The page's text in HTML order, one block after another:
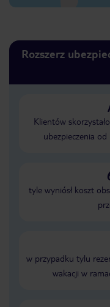
Rozszerz
Klientów
ubezpieczenia
tyle wyniósł koszt
w przypadku tylu
wakacji w